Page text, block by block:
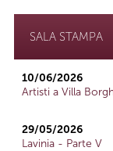
SALA STAMPA
10/06/2026
Artisti a Villa
29/05/2026
Lavinia - Parte V